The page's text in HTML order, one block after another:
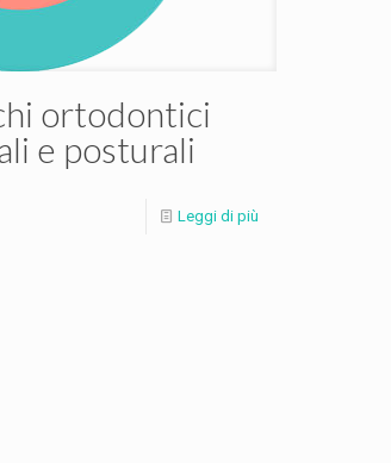
ortodontici
e posturali
Leggi di più